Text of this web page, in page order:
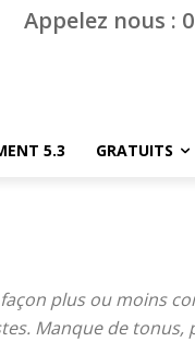
Appelez nous :
5.3 GRATUITS
plus ou moins
Manque de